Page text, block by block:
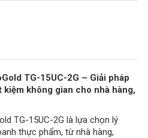
TG-15UC-2G – Giải pháp
kiệm không gian cho nhà hàng,
TG-15UC-2G là lựa chọn lý
thực phẩm, từ nhà hàng,